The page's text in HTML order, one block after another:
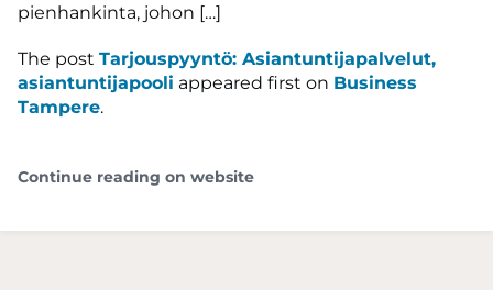
pienhankinta, johon […]
The post Tarjouspyyntö: Asiantuntijapalvelut,
asiantuntijapooli appeared first on Business
Tampere.
Continue reading on website